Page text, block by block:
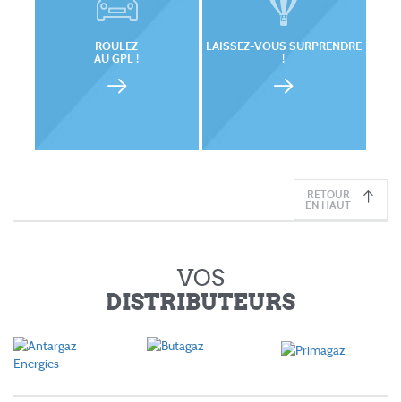
ROULEZ
AU GPL !
LAISSEZ-VOUS SURPRENDRE
!
RETOUR
EN HAUT
VOS
DISTRIBUTEURS